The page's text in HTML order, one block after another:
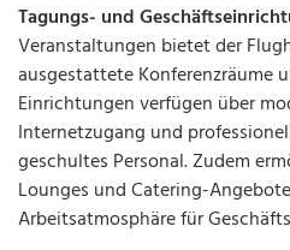
Tagungs- und
Veranstaltungen bietet der
ausgestattete Konferenzräume
Einrichtungen verfügen über
Internetzugang und
geschultes Personal. Zudem
Lounges und Catering-
Arbeitsatmosphäre für